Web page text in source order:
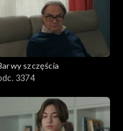
szczęścia
3374